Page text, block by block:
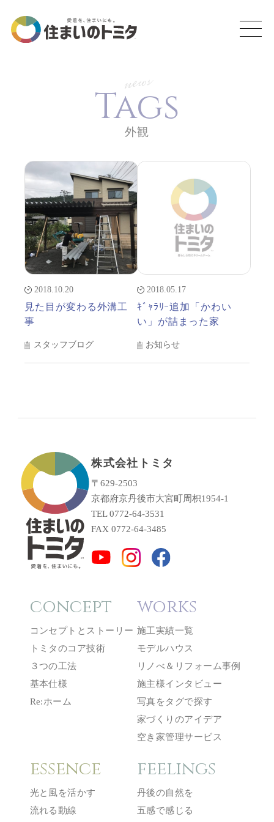
news
Tags
外観
2018.10.20
見た目が変わる外溝工
事
スタッフブログ
2018.05.17
ｷﾞｬﾗﾘｰ追加「かわい
い」が詰まった家
お知らせ
株式会社トミタ
〒629-2503
京都府京丹後市大宮町周枳1954-1
TEL 0772-64-3531
FAX 0772-64-3485
concept
コンセプトとストーリー
トミタのコア技術
３つの工法
基本仕様
Re:ホーム
works
施工実績一覧
モデルハウス
リノべ＆リフォーム事例
施主様インタビュー
写真をタグで探す
家づくりのアイデア
空き家管理サービス
essence
光と風を活かす
流れる動線
feelings
丹後の自然を
五感で感じる